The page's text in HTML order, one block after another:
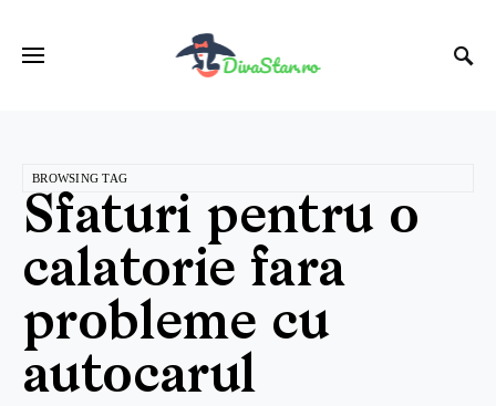
BROWSING TAG
Sfaturi pentru o
calatorie fara
probleme cu
autocarul